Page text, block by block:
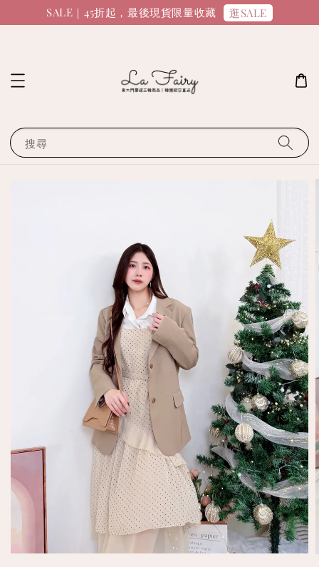
SALE｜45折起，最後現貨限量收藏 逛SALE
搜尋